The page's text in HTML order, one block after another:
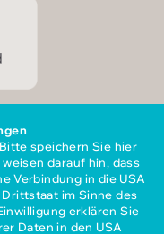
speichern Sie hier
darauf hin, dass
Verbindung in die USA
im Sinne des
erklären Sie
Daten in den USA